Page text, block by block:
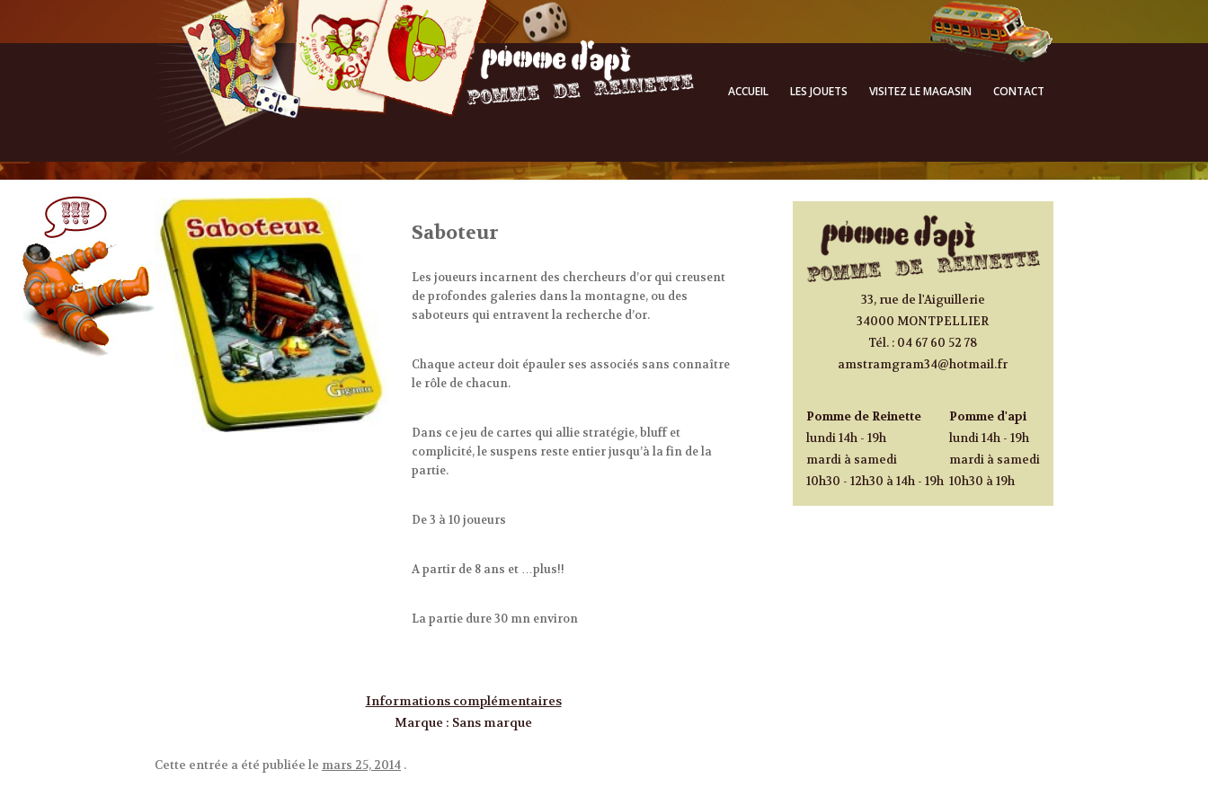
ACCUEIL LES JOUETS VISITEZ LE MAGASIN CONTACT
Saboteur
Les joueurs incarnent des chercheurs d’or qui creusent
de profondes galeries dans la montagne, ou des
saboteurs qui entravent la recherche d’or.
Chaque acteur doit épauler ses associés sans connaître
le rôle de chacun.
Dans ce jeu de cartes qui allie stratégie, bluff et
complicité, le suspens reste entier jusqu’à la fin de la
partie.
De 3 à 10 joueurs
A partir de 8 ans et …plus!!
La partie dure 30 mn environ
Informations complémentaires
Marque : Sans marque
Cette entrée a été publiée le mars 25, 2014 .
33, rue de l'Aiguillerie
34000 MONTPELLIER
Tél. : 04 67 60 52 78
amstramgram34@hotmail.fr
Pomme de Reinette
lundi 14h - 19h
mardi à samedi
10h30 - 12h30 à 14h - 19h
Pomme d'api
lundi 14h - 19h
mardi à samedi
10h30 à 19h